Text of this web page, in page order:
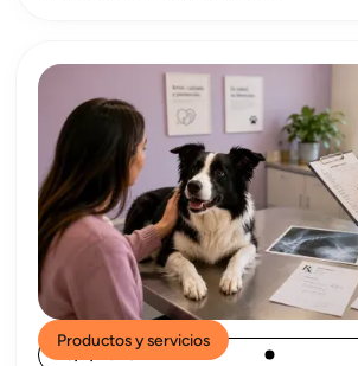
Productos y servicios
15/7/2026